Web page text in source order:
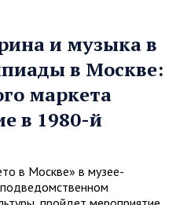
и музыка в
в Москве:
маркета
в 1980-й
в Москве» в музее-